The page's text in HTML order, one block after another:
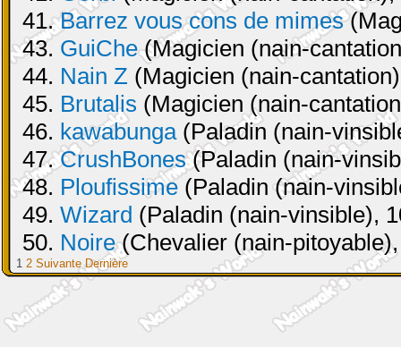
41.Barrez vous cons de mimes
43. GuiChe(Magicien (nain-
44. Nain Z (Magicien (nain-
45. Brutalis (Magicien (nain-
46. kawabunga(Paladin (nain-
47.CrushBones(Paladin (nain-
48. Ploufissime (Paladin (nain-
49. Wizard (Paladin (nain-vinsible),
50. Noire(Chevalier (nain-
1 2 Suivante Dernière